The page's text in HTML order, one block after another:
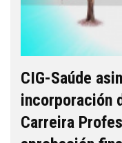
CIG-Saúde
incorporación
Carreira